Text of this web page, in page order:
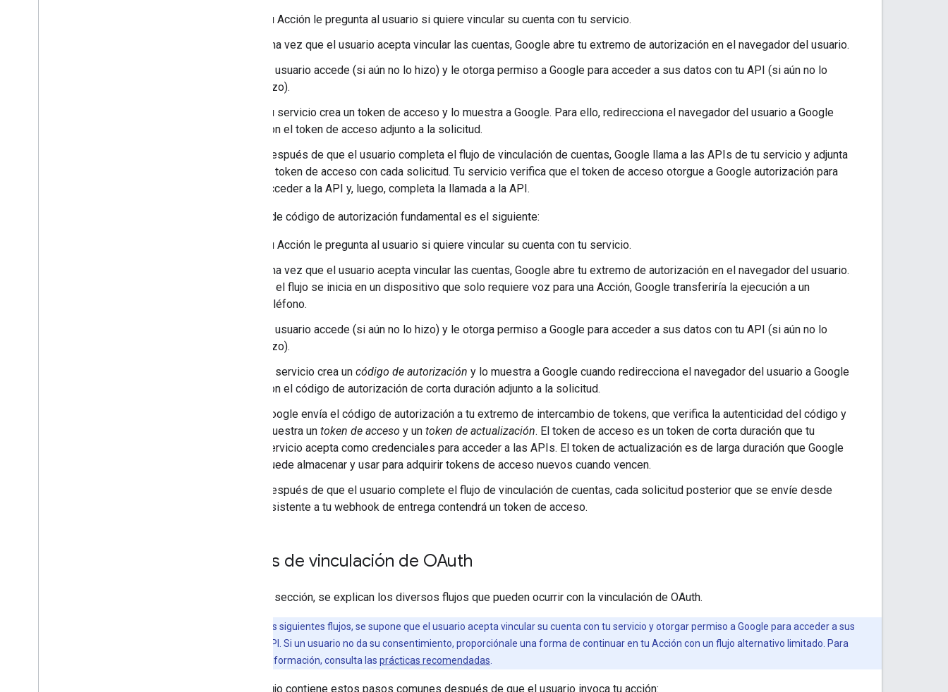
Tu Acción le pregunta al usuario si quiere vincular su cuenta con tu servicio.
Una vez que el usuario acepta vincular las cuentas, Google abre tu extremo de autorización en el navegador del usuario.
El usuario accede (si aún no lo hizo) y le otorga permiso a Google para acceder a sus datos con tu API (si aún no lo
hizo).
Tu servicio crea un token de acceso y lo muestra a Google. Para ello, redirecciona el navegador del usuario a Google
con el token de acceso adjunto a la solicitud.
Después de que el usuario completa el flujo de vinculación de cuentas, Google llama a las APIs de tu servicio y adjunta
el token de acceso con cada solicitud. Tu servicio verifica que el token de acceso otorgue a Google autorización para
acceder a la API y, luego, completa la llamada a la API.
El flujo de código de autorización fundamental es el siguiente:
Tu Acción le pregunta al usuario si quiere vincular su cuenta con tu servicio.
Una vez que el usuario acepta vincular las cuentas, Google abre tu extremo de autorización en el navegador del usuario.
Si el flujo se inicia en un dispositivo que solo requiere voz para una Acción, Google transferiría la ejecución a un
teléfono.
El usuario accede (si aún no lo hizo) y le otorga permiso a Google para acceder a sus datos con tu API (si aún no lo
hizo).
El servicio crea un código de autorización y lo muestra a Google cuando redirecciona el navegador del usuario a Google
con el código de autorización de corta duración adjunto a la solicitud.
Google envía el código de autorización a tu extremo de intercambio de tokens, que verifica la autenticidad del código y
muestra un token de acceso y un token de actualización. El token de acceso es un token de corta duración que tu
servicio acepta como credenciales para acceder a las APIs. El token de actualización es de larga duración que Google
puede almacenar y usar para adquirir tokens de acceso nuevos cuando vencen.
Después de que el usuario complete el flujo de vinculación de cuentas, cada solicitud posterior que se envíe desde
Asistente a tu webhook de entrega contendrá un token de acceso.
Flujos de vinculación de OAuth
En esta sección, se explican los diversos flujos que pueden ocurrir con la vinculación de OAuth.
En los siguientes flujos, se supone que el usuario acepta vincular su cuenta con tu servicio y otorgar permiso a Google para acceder a sus
datos con tu API. Si un usuario no da su consentimiento, proporciónale una forma de continuar en tu Acción con un flujo alternativo limitado. Para
obtener más información, consulta las prácticas recomendadas
Cada flujo contiene estos pasos comunes después de que el usuario invoca tu acción: